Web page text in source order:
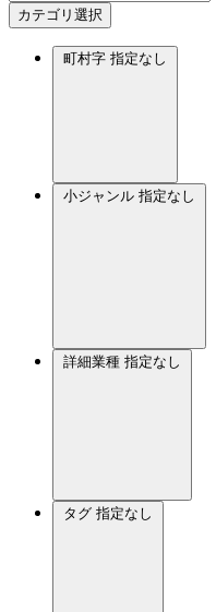
カテゴリ選択
町村字 指定なし
小ジャンル 指定なし
詳細業種 指定なし
タグ 指定なし